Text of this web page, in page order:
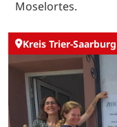
Moselortes.
Kreis Trier-Saarburg